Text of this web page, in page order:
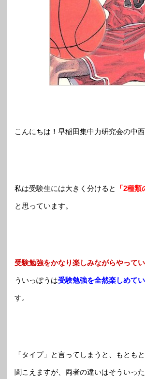
こんにちは！早稲田集中力研究会の中西
私は受験生には大きく分けると 「2種類
と思っています。
受験勉強をかなり楽しみながらやって
ういっぽうは受験勉強を全然楽しめて
す。
「タイプ」と言ってしまうと、もとも
聞こえますが、両者の違いはそういっ